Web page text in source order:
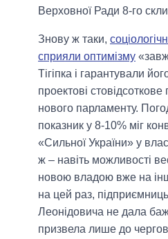
Верховної Ради 8-го
Знову ж таки,
сприяли оптимізму
Тігіпка і гарантували
проектові
нового парламенту.
показник у 8-10% міг
«Сильної України» у
ж – навіть можливості
новою владою вже на
на цей раз,
Леонідовича не дала
призвела лише до